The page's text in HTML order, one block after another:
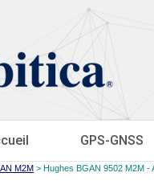
GPS-GNSS
M2M > Hughes BGAN 9502 M2M -